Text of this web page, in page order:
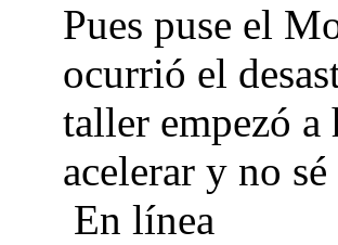
Pues puse el
ocurrió el
taller empezó
acelerar y no
En línea